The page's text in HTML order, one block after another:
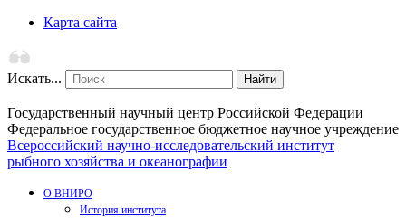
Карта сайта
Искать... Найти
Государственный научный центр Российской Федерации
Федеральное государственное бюджетное научное учреждение
Всероссийский научно-исследовательский институт
рыбного хозяйства и океанографии
О ВНИРО
История института